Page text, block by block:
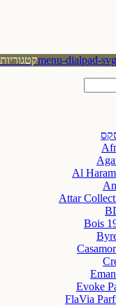
קטגוריות
Al
Attar
Bois
Evoke
FlaVia